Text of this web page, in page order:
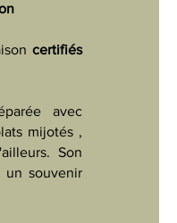
certifiés
avec
mijotés ,
Son
un souvenir